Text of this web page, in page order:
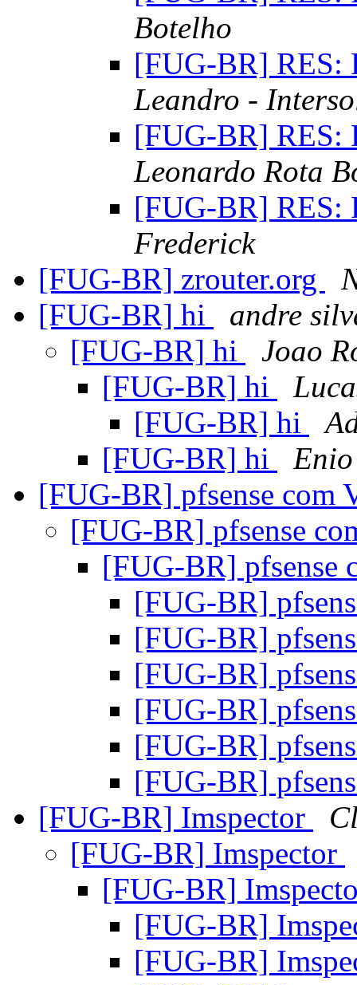
Botelho
[FUG-BR] RES:
Leandro -
[FUG-BR] RES:
Leonardo Rota
[FUG-BR] RES:
Frederick
[FUG-BR] zrouter.org
[FUG-BR] hi
andre
[FUG-BR] hi
Joao
[FUG-BR] hi
[FUG-BR] hi
[FUG-BR] hi
[FUG-BR] pfsense
[FUG-BR] pfsense
[FUG-BR]
[FUG-BR]
[FUG-BR]
[FUG-BR]
[FUG-BR]
[FUG-BR]
[FUG-BR]
[FUG-BR] Imspector
[FUG-BR] Imspector
[FUG-BR]
[FUG-BR]
[FUG-BR]